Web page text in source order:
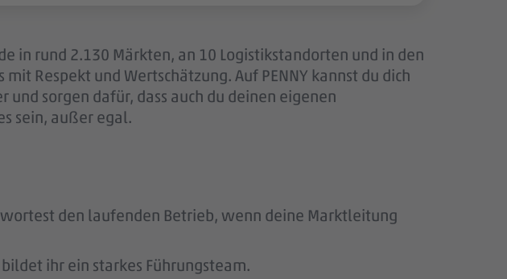
in rund 2.130 Märkten, an 10 Logistikstandorten und in den
Respekt und Wertschätzung. Auf PENNY kannst du dich
sorgen dafür, dass auch du deinen eigenen
sein, außer egal.
den laufenden Betrieb, wenn deine Marktleitung
ihr ein starkes Führungsteam.